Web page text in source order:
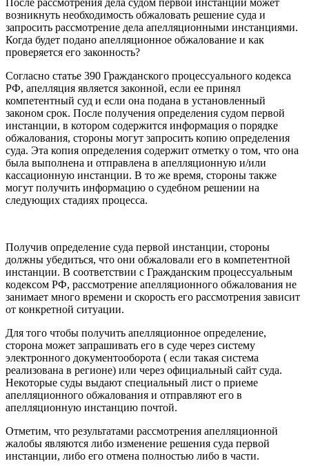
После рассмотрения дела судом первой инстанции может
возникнуть необходимость обжаловать решение суда и
запросить рассмотрение дела апелляционными инстанциями.
Когда будет подано апелляционное обжалование и как
проверяется его законность?
Согласно статье 390 Гражданского процессуального кодекса
РФ, апелляция является законной, если ее принял
компетентный суд и если она подана в установленный
законом срок. После получения определения судом первой
инстанции, в котором содержится информация о порядке
обжалования, стороны могут запросить копию определения
суда. Эта копия определения содержит отметку о том, что она
была выполнена и отправлена в апелляционную и/или
кассационную инстанции. В то же время, стороны также
могут получить информацию о судебном решении на
следующих стадиях процесса.
Получив определение суда первой инстанции, стороны
должны убедиться, что они обжаловали его в компетентной
инстанции. В соответствии с Гражданским процессуальным
кодексом РФ, рассмотрение апелляционного обжалования не
занимает много времени и скорость его рассмотрения зависит
от конкретной ситуации.
Для того чтобы получить апелляционное определение,
сторона может запрашивать его в суде через систему
электронного документооборота ( если такая система
реализована в регионе) или через официальный сайт суда.
Некоторые суды выдают специальный лист о приеме
апелляционного обжалования и отправляют его в
апелляционную инстанцию почтой.
Отметим, что результатами рассмотрения апелляционной
жалобы являются либо изменение решения суда первой
инстанции, либо его отмена полностью либо в части.